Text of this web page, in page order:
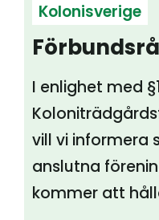
Kolonisverige
I enlighet med
vill vi informera
anslutna
kommer att